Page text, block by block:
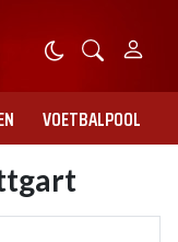
VOETBALPOOL